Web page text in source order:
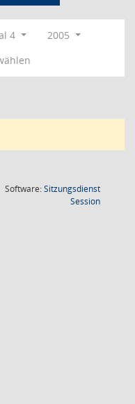
4
2005
Software:Sitzungsdienst
Session(Wird in